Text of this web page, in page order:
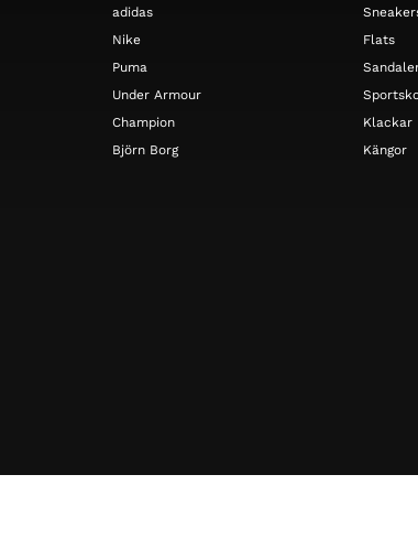
adidas
Nike
Puma
Under Armour
Champion
Björn Borg
Flats
Klackar
Kängor